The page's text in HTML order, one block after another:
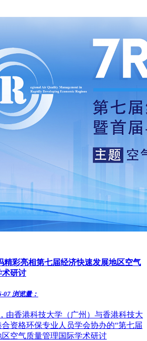
精彩亮相第七届经济快速发展地区空气
术研讨
07浏览量：
由香港科技大学（广州）与香港科技大
资格环保专业人员学会协办的“第七届
空气质量管理国际学术研讨